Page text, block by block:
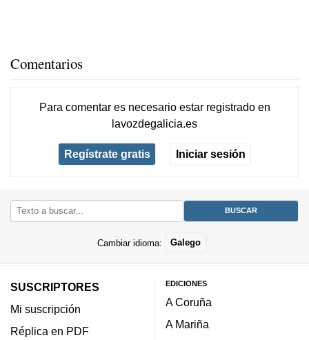
Comentarios
Para comentar es necesario estar registradoen
lavozdegalicia.es
Regístrate gratis Iniciar sesión
Cambiar idioma: Galego
SUSCRIPTORES
Mi suscripción
Réplica en PDF
EDICIONES
A Coruña
A Mariña